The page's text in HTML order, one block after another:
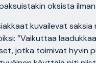
oksista
kuvailevat saksia
”Vaikuttaa
jotka toimivat hyvin